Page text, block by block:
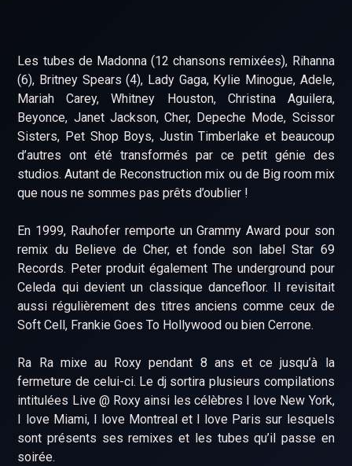
Les tubes de Madonna (12 chansons remixées), Rihanna
(6), Britney Spears (4), Lady Gaga, Kylie Minogue, Adele,
Mariah Carey, Whitney Houston, Christina Aguilera,
Beyonce, Janet Jackson, Cher, Depeche Mode, Scissor
Sisters, Pet Shop Boys, Justin Timberlake et beaucoup
d’autres ont été transformés par ce petit génie des
studios. Autant de Reconstruction mix ou de Big room mix
que nous ne sommes pas prêts d’oublier !
En 1999, Rauhofer remporte un Grammy Award pour son
remix du Believe de Cher, et fonde son label Star 69
Records. Peter produit également The underground pour
Celeda qui devient un classique dancefloor. Il revisitait
aussi régulièrement des titres anciens comme ceux de
Soft Cell, Frankie Goes To Hollywood ou bien Cerrone.
Ra Ra mixe au Roxy pendant 8 ans et ce jusqu’à la
fermeture de celui-ci. Le dj sortira plusieurs compilations
intitulées Live @ Roxy ainsi les célèbres I love New York,
I love Miami, I love Montreal et I love Paris sur lesquels
sont présents ses remixes et les tubes qu’il passe en
soirée.